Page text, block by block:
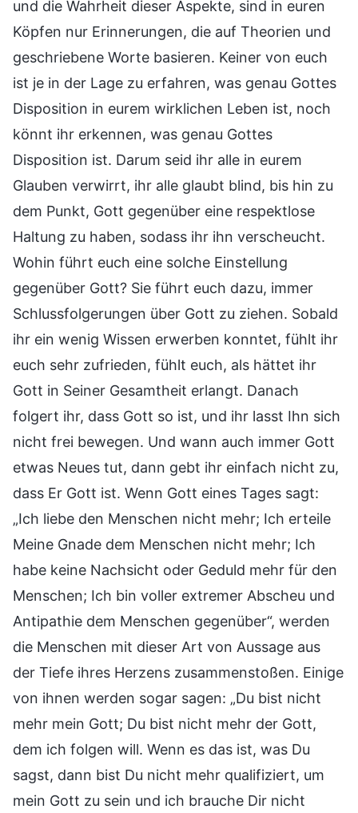
und die Wahrheit dieser Aspekte, sind in euren
Köpfen nur Erinnerungen, die auf Theorien und
geschriebene Worte basieren. Keiner von euch
ist je in der Lage zu erfahren, was genau Gottes
Disposition in eurem wirklichen Leben ist, noch
könnt ihr erkennen, was genau Gottes
Disposition ist. Darum seid ihr alle in eurem
Glauben verwirrt, ihr alle glaubt blind, bis hin zu
dem Punkt, Gott gegenüber eine respektlose
Haltung zu haben, sodass ihr ihn verscheucht.
Wohin führt euch eine solche Einstellung
gegenüber Gott? Sie führt euch dazu, immer
Schlussfolgerungen über Gott zu ziehen. Sobald
ihr ein wenig Wissen erwerben konntet, fühlt ihr
euch sehr zufrieden, fühlt euch, als hättet ihr
Gott in Seiner Gesamtheit erlangt. Danach
folgert ihr, dass Gott so ist, und ihr lasst Ihn sich
nicht frei bewegen. Und wann auch immer Gott
etwas Neues tut, dann gebt ihr einfach nicht zu,
dass Er Gott ist. Wenn Gott eines Tages sagt:
„Ich liebe den Menschen nicht mehr; Ich erteile
Meine Gnade dem Menschen nicht mehr; Ich
habe keine Nachsicht oder Geduld mehr für den
Menschen; Ich bin voller extremer Abscheu und
Antipathie dem Menschen gegenüber“, werden
die Menschen mit dieser Art von Aussage aus
der Tiefe ihres Herzens zusammenstoßen. Einige
von ihnen werden sogar sagen: „Du bist nicht
mehr mein Gott; Du bist nicht mehr der Gott,
dem ich folgen will. Wenn es das ist, was Du
sagst, dann bist Du nicht mehr qualifiziert, um
mein Gott zu sein und ich brauche Dir nicht